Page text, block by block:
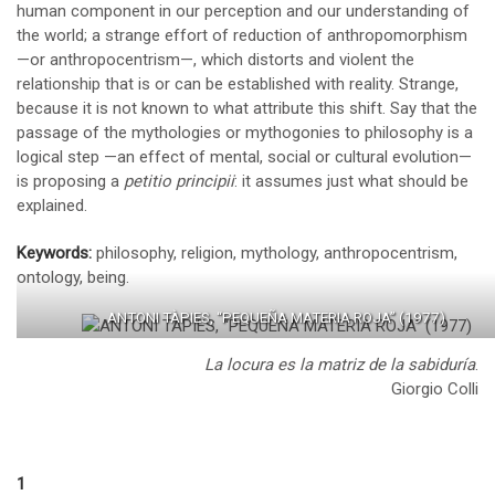
human component in our perception and our understanding of
the world; a strange effort of reduction of anthropomorphism
—or anthropocentrism—, which distorts and violent the
relationship that is or can be established with reality. Strange,
because it is not known to what attribute this shift. Say that the
passage of the mythologies or mythogonies to philosophy is a
logical step —an effect of mental, social or cultural evolution—
is proposing a petitio principii: it assumes just what should be
explained.
Keywords: philosophy, religion, mythology, anthropocentrism,
ontology, being.
ANTONI TÀPIES, “PEQUEÑA MATERIA ROJA” (1977)
La locura es la matriz de la sabiduría.
Giorgio Colli
1